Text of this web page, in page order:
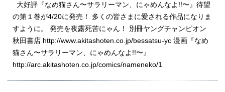
大好評『なめ猫さん〜サラリーマン、にゃめんなよ!!〜』待望
の第１巻が4/20に発売！ 多くの皆さまに愛される作品になりま
すように。 発売を夜露死苦にゃん！ 別冊ヤングチャンピオン
秋田書店 http://www.akitashoten.co.jp/bessatsu-yc 漫画『なめ
猫さん〜サラリーマン、にゃめんなよ!!〜』
http://arc.akitashoten.co.jp/comics/nameneko/1